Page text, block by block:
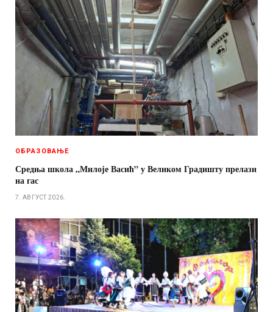
ОБРАЗОВАЊЕ
Средња школа „Милоје Васић” у Великом Градишту прелази
на гас
7. АВГУСТ 2026.